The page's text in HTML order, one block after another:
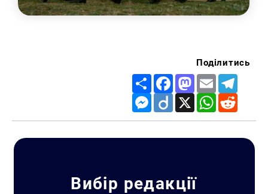
Поділитись
Share FacebookMastodon
Email
Messenger
Diigo X WhatsApp
Вибір редакції